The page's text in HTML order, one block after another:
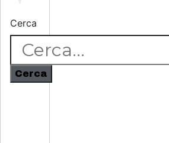
Cerca
Cerca